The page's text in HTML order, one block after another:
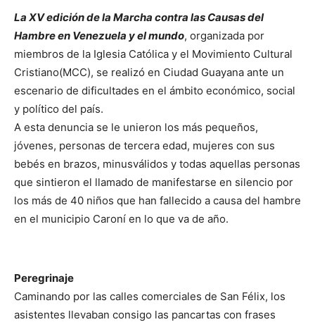
La XV edición de la Marcha contra las Causas del
Hambre en Venezuela y el mundo, organizada por
miembros de la Iglesia Católica y el Movimiento Cultural
Cristiano(MCC), se realizó en Ciudad Guayana ante un
escenario de dificultades en el ámbito económico, social
y político del país.
A esta denuncia se le unieron los más pequeños,
jóvenes, personas de tercera edad, mujeres con sus
bebés en brazos, minusválidos y todas aquellas personas
que sintieron el llamado de manifestarse en silencio por
los más de 40 niños que han fallecido a causa del hambre
en el municipio Caroní en lo que va de año.
Peregrinaje
Caminando por las calles comerciales de San Félix, los
asistentes llevaban consigo las pancartas con frases